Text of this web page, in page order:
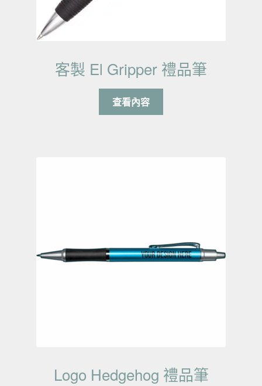
客製 El Gripper 禮品筆
查看內容
Logo Hedgehog 禮品筆